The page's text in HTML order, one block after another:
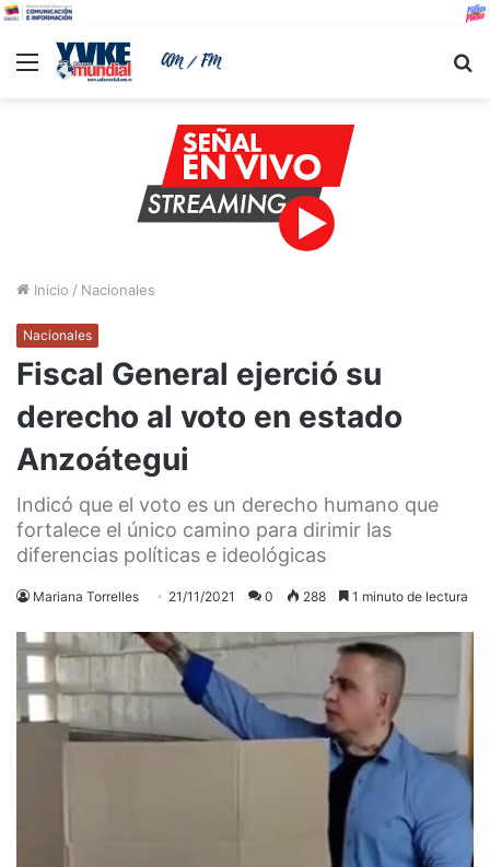
Menu
Inicio / Nacionales
Nacionales
Fiscal General ejerció su
derecho al voto en estado
Anzoátegui
Indicó que el voto es un derecho humano que
fortalece el único camino para dirimir las
diferencias políticas e ideológicas
Mariana Torrelles 21/11/2021 0 288 1 minuto de lectura